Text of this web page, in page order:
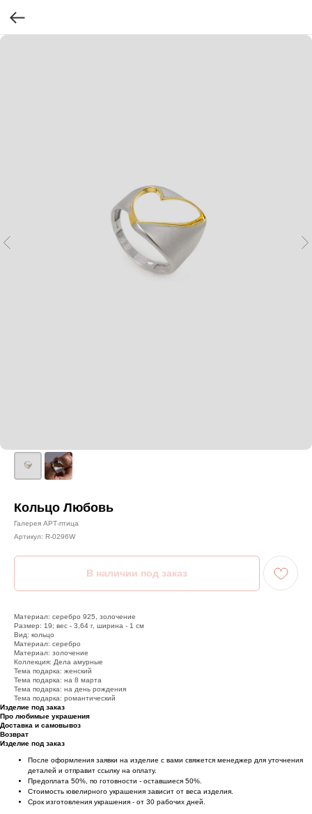
Кольцо Любовь
Галерея АРТ-птица
Артикул: R-0296W
Материал: серебро 925, золочение
Размер: 19; вес - 3,64 г, ширина - 1 см
Вид: кольцо
Материал: серебро
Материал: золочение
Коллекция: Дела амурные
Тема подарка: женский
Тема подарка: на 8 марта
Тема подарка: на день рождения
Тема подарка: романтический
Изделие под заказ
Про любимые украшения
Доставка и самовывоз
Возврат
Изделие под заказ
После оформления заявки на изделие с вами свяжется менеджер для уточнения
деталей и отправит ссылку на оплату.
Предоплата 50%, по готовности - оставшиеся 50%.
Стоимость ювелирного украшения зависит от веса изделия.
Срок изготовления украшения - от 30 рабочих дней.